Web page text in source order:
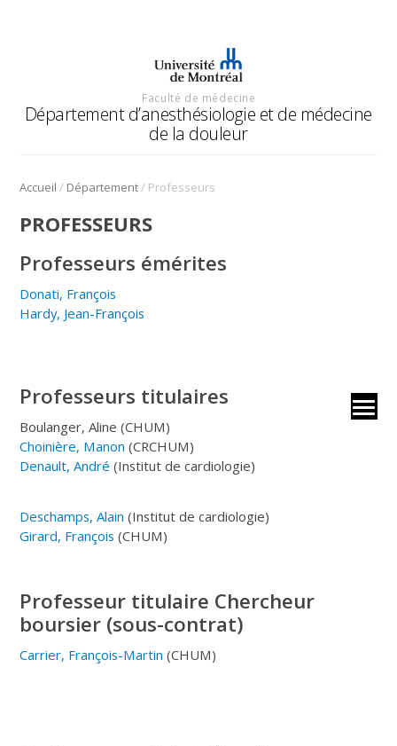
Faculté de médecine
Département d’anesthésiologie et de médecine
de la douleur
Accueil / Département/ Professeurs
PROFESSEURS
Professeurs émérites
Donati, François
Hardy, Jean-François
Professeurs titulaires
Boulanger, Aline (CHUM)
Choinière, Manon (CRCHUM)
Denault, André (Institut de cardiologie)
Deschamps, Alain (Institut de cardiologie)
Girard, François (CHUM)
Professeur titulaire Chercheur
boursier (sous-contrat)
Carrier, François-Martin (CHUM)